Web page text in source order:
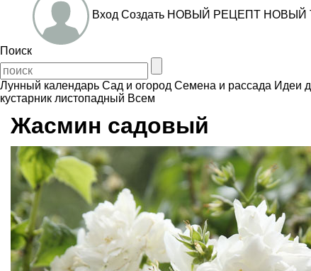
Вход Создать НОВЫЙ РЕЦЕПТ НОВЫЙ
Поиск
Лунный календарь Сад и огород Семена и рассада Идеи
кустарник листопадный Всем
Жасмин садовый